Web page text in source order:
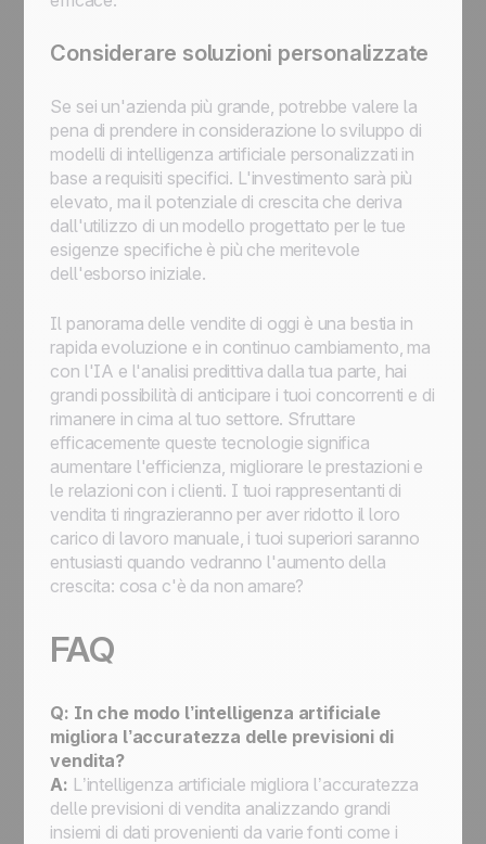
Considerare soluzioni personalizzate
Se sei un'azienda più grande, potrebbe valere la
pena di prendere in considerazione lo sviluppo di
modelli di intelligenza artificiale personalizzati in
base a requisiti specifici. L'investimento sarà più
elevato, ma il potenziale di crescita che deriva
dall'utilizzo di un modello progettato per le tue
esigenze specifiche è più che meritevole
dell'esborso iniziale.
Il panorama delle vendite di oggi è una bestia in
rapida evoluzione e in continuo cambiamento, ma
con l'IA e l'analisi predittiva dalla tua parte, hai
grandi possibilità di anticipare i tuoi concorrenti e di
rimanere in cima al tuo settore. Sfruttare
efficacemente queste tecnologie significa
aumentare l'efficienza, migliorare le prestazioni e
le relazioni con i clienti. I tuoi rappresentanti di
vendita ti ringrazieranno per aver ridotto il loro
carico di lavoro manuale, i tuoi superiori saranno
entusiasti quando vedranno l'aumento della
crescita: cosa c'è da non amare?
FAQ
Q: In che modo l’intelligenza artificiale
migliora l’accuratezza delle previsioni di
vendita?
A: L’intelligenza artificiale migliora l’accuratezza
delle previsioni di vendita analizzando grandi
insiemi di dati provenienti da varie fonti come i